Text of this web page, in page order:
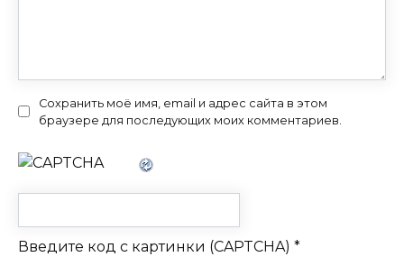
Сохранить моё имя, email и адрес сайта в этом
браузере для последующих моих комментариев.
Введите код с картинки (CAPTCHA) *